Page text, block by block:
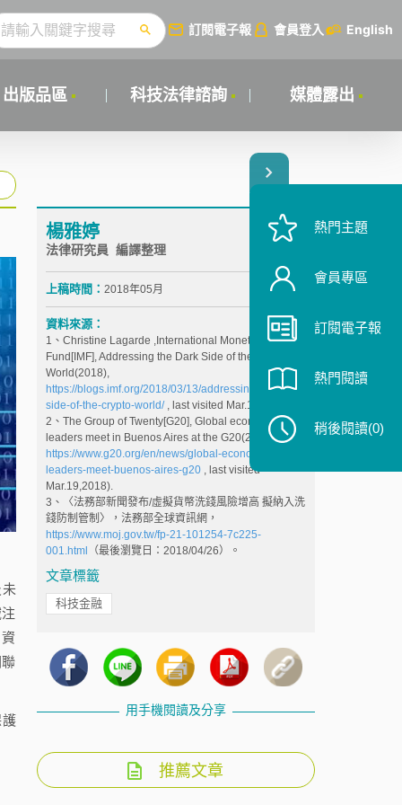
訂閱電子報 會員登入 English
出版品區 科技法律諮詢 媒體露出
楊雅婷
法律研究員 編譯整理
上稿時間： 2018年05月
資料來源：
1、Christine Lagarde ,International Monetary
Fund[IMF], Addressing the Dark Side of the Crypto
World(2018),
https://blogs.imf.org/2018/03/13/addressing-the-dark-
side-of-the-crypto-world/, last visited Mar.19,2018).
2、The Group of Twenty[G20], Global economic
leaders meet in Buenos Aires at the G20(2018),
https://www.g20.org/en/news/global-economic-
leaders-meet-buenos-aires-g20, last visited
Mar.19,2018).
3、〈法務部新聞發布/虛擬貨幣洗錢風險增高 擬納入洗
錢防制管制〉，法務部全球資訊網，
https://www.moj.gov.tw/fp-21-101254-7c225-
001.html
（最後瀏覽日：2018/04/26）。
文章標籤
科技金融
用手機閱讀及分享
推薦文章
熱門主題
會員專區
訂閱電子報
熱門閱讀
稍後閱讀(0)